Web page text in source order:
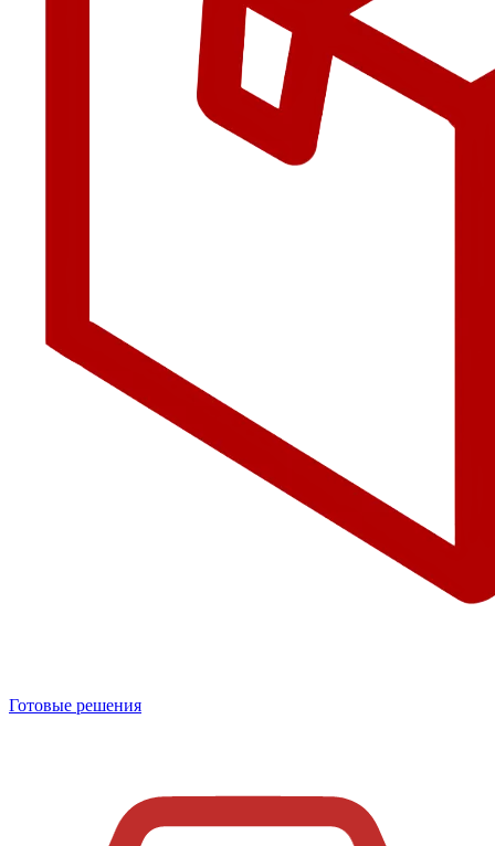
Готовые решения